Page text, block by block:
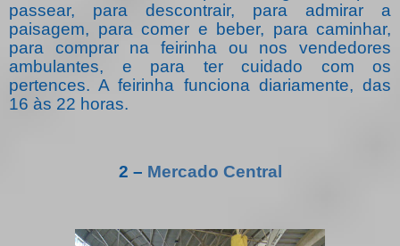
passear, para descontrair, para admirar a
paisagem, para comer e beber, para caminhar,
para comprar na feirinha ou nos vendedores
ambulantes, e para ter cuidado com os
pertences. A feirinha funciona diariamente, das
16 às 22 horas.
2 – Mercado Central